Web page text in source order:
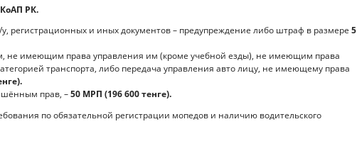
РК.
регистрационных и иных документов – предупреждение либо штраф в размере 5
не имеющим права управления им (кроме учебной езды), не имеющим права
транспорта, либо передача управления авто лицу, не имеющему права
прав, –50 МРП (196 600 тенге).
по обязательной регистрации мопедов и наличию водительского